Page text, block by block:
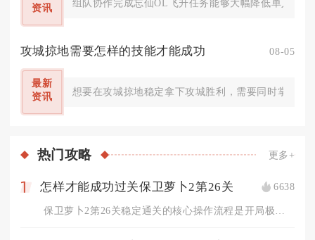
资讯
组队协作完成忘仙OL飞升任务能够大幅降低单人渡
攻城掠地需要怎样的技能才能成功 08-05
最新
资讯
想要在攻城掠地稳定拿下攻城胜利，需要同时掌握
热门攻略 更多+
怎样才能成功过关保卫萝卜2第26关 6638